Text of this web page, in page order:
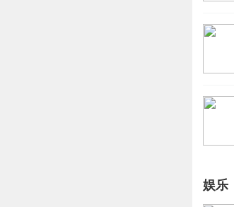
娱乐